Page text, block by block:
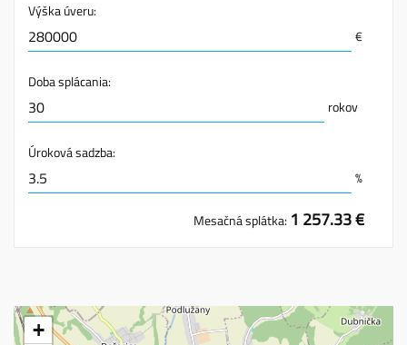
Výška úveru:
€
Doba splácania:
rokov
Úroková sadzba:
%
Mesačná splátka: 1 257.33 €
+